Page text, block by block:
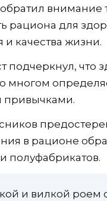
обратил внимание
рациона для
и качества жизни.
подчеркнул, что
многом
в рационе
полуфабрикатов.
и вилкой роем